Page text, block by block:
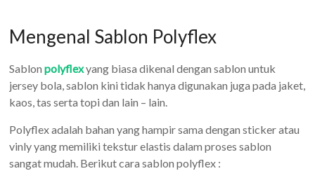
Mengenal Sablon Polyflex
Sablonpolyflexyang biasa dikenal dengan sablon untuk
jersey bola, sablon kini tidak hanya digunakan juga pada jaket,
kaos, tas serta topi dan lain – lain.
Polyflex adalah bahan yang hampir sama dengan sticker atau
vinly yang memiliki tekstur elastis dalam proses sablon
sangat mudah. Berikut cara sablon polyflex :